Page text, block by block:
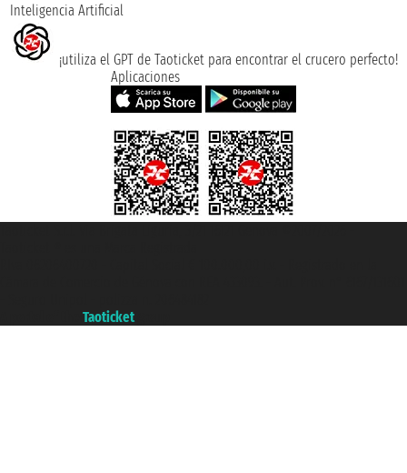
Inteligencia Artificial
¡utiliza el GPT de Taoticket para encontrar el crucero perfecto!
Aplicaciones
Taoticket